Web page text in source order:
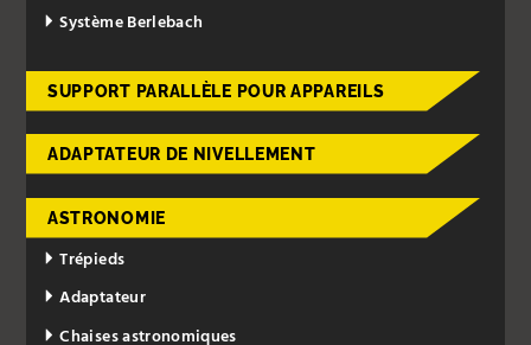
Système Berlebach
SUPPORT PARALLÈLE POUR APPAREILS
ADAPTATEUR DE NIVELLEMENT
ASTRONOMIE
Trépieds
Adaptateur
Chaises astronomiques